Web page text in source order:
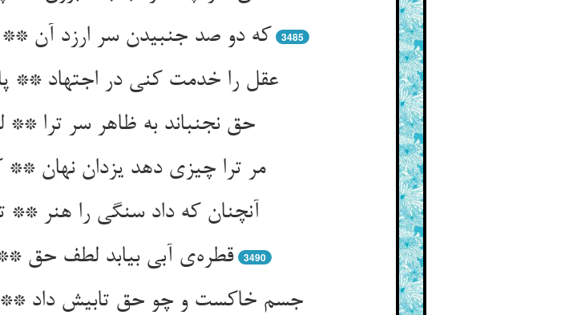
که دو صد جنبیدن سر ارزد آن
3485
عقل را خدمت کنی در اجتهاد **
حق نجنباند به ظاهر سر ترا **
مر ترا چیزی دهد یزدان نهان
آنچنان که داد سنگی را هنر **
قطره‌ی آبی بیابد لطف حق
3490
جسم خاکست و چو حق تابیش داد **